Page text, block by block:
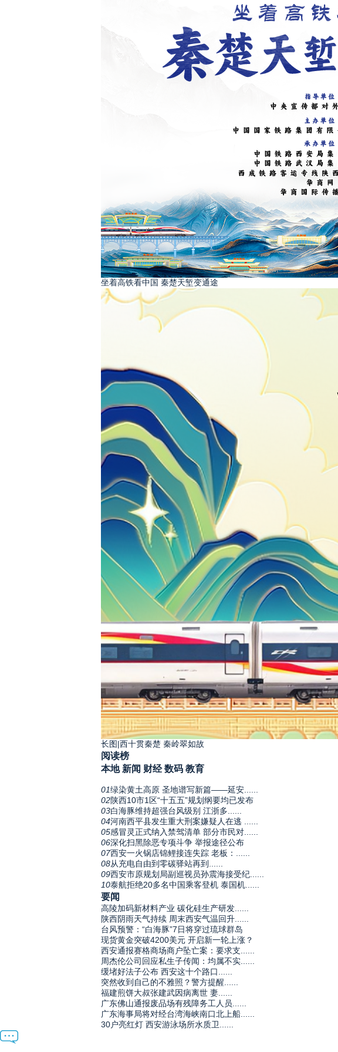
坐着高铁看中国 秦楚天堑变通途
长图|西十贯秦楚 秦岭翠如故
阅读榜
本地 新闻 财经 数码 教育
01绿染黄土高原 圣地谱写新篇——延安......
02陕西10市1区“十五五”规划纲要均已发布
03白海豚维持超强台风级别 江浙多......
04河南西平县发生重大刑案嫌疑人在逃 ......
05感冒灵正式纳入禁驾清单 部分市民对......
06深化扫黑除恶专项斗争 举报途径公布
07西安一火锅店锦鲤接连失踪 老板：......
08从充电自由到零碳驿站再到......
09西安市原规划局副巡视员孙震海接受纪......
10泰航拒绝20多名中国乘客登机 泰国机......
要闻
高陵加码新材料产业 碳化硅生产研发......
陕西阴雨天气持续 周末西安气温回升......
台风预警：“白海豚”7日将穿过琉球群岛
现货黄金突破4200美元 开启新一轮上涨？
西安通报赛格商场商户坠亡案：要求支......
周杰伦公司回应私生子传闻：均属不实......
缓堵好法子公布 西安这十个路口......
突然收到自己的不雅照？警方提醒......
福建煎饼大叔张建武因病离世 妻......
广东佛山通报废品场有残障务工人员......
广东海事局将对经台湾海峡南口北上船......
30户亮红灯 西安游泳场所水质卫......